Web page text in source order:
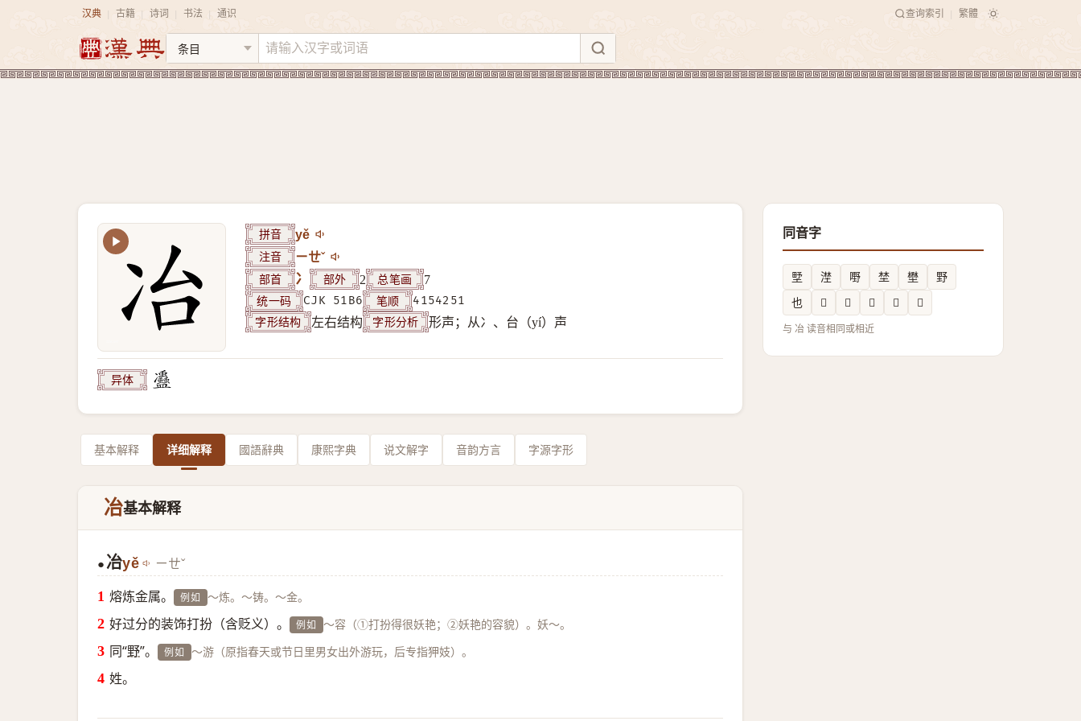
汉典 古籍 诗词 书法 通识 查询索引 繁體
拼音 yě
注音 ㄧㄝˇ
部首 冫 部外 2 总笔画 7
统一码 CJK 51B6 笔顺 4154251
字形结构 左右结构 字形分析 形声；从冫、台（yí）声
异体
基本解释 详细解释 國語辭典 康熙字典 说文解字 音韵方言 字源字形
冶基本解释
● 冶yě ㄧㄝˇ
熔炼金属。 例如 ～炼。～铸。～金。
好过分的装饰打扮（含贬义）。 例如 ～容（①打扮得很妖艳；②妖艳的容貌）。妖～。
同“野”。 例如 ～游（原指春天或节日里男女出外游玩，后专指狎妓）。
姓。
同音字
㙒 漜 嘢 埜 壄
野
也
𠘦 𤝉 𢀘 𠥇 𡵍
与 冶 读音相同或相近